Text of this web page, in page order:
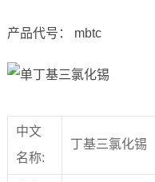
产品代号： mbtc
中文
名称:
丁基三氯化锡